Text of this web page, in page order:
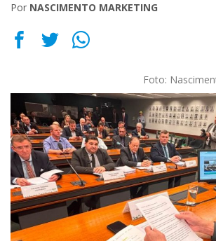
Por NASCIMENTO MARKETING
Foto: